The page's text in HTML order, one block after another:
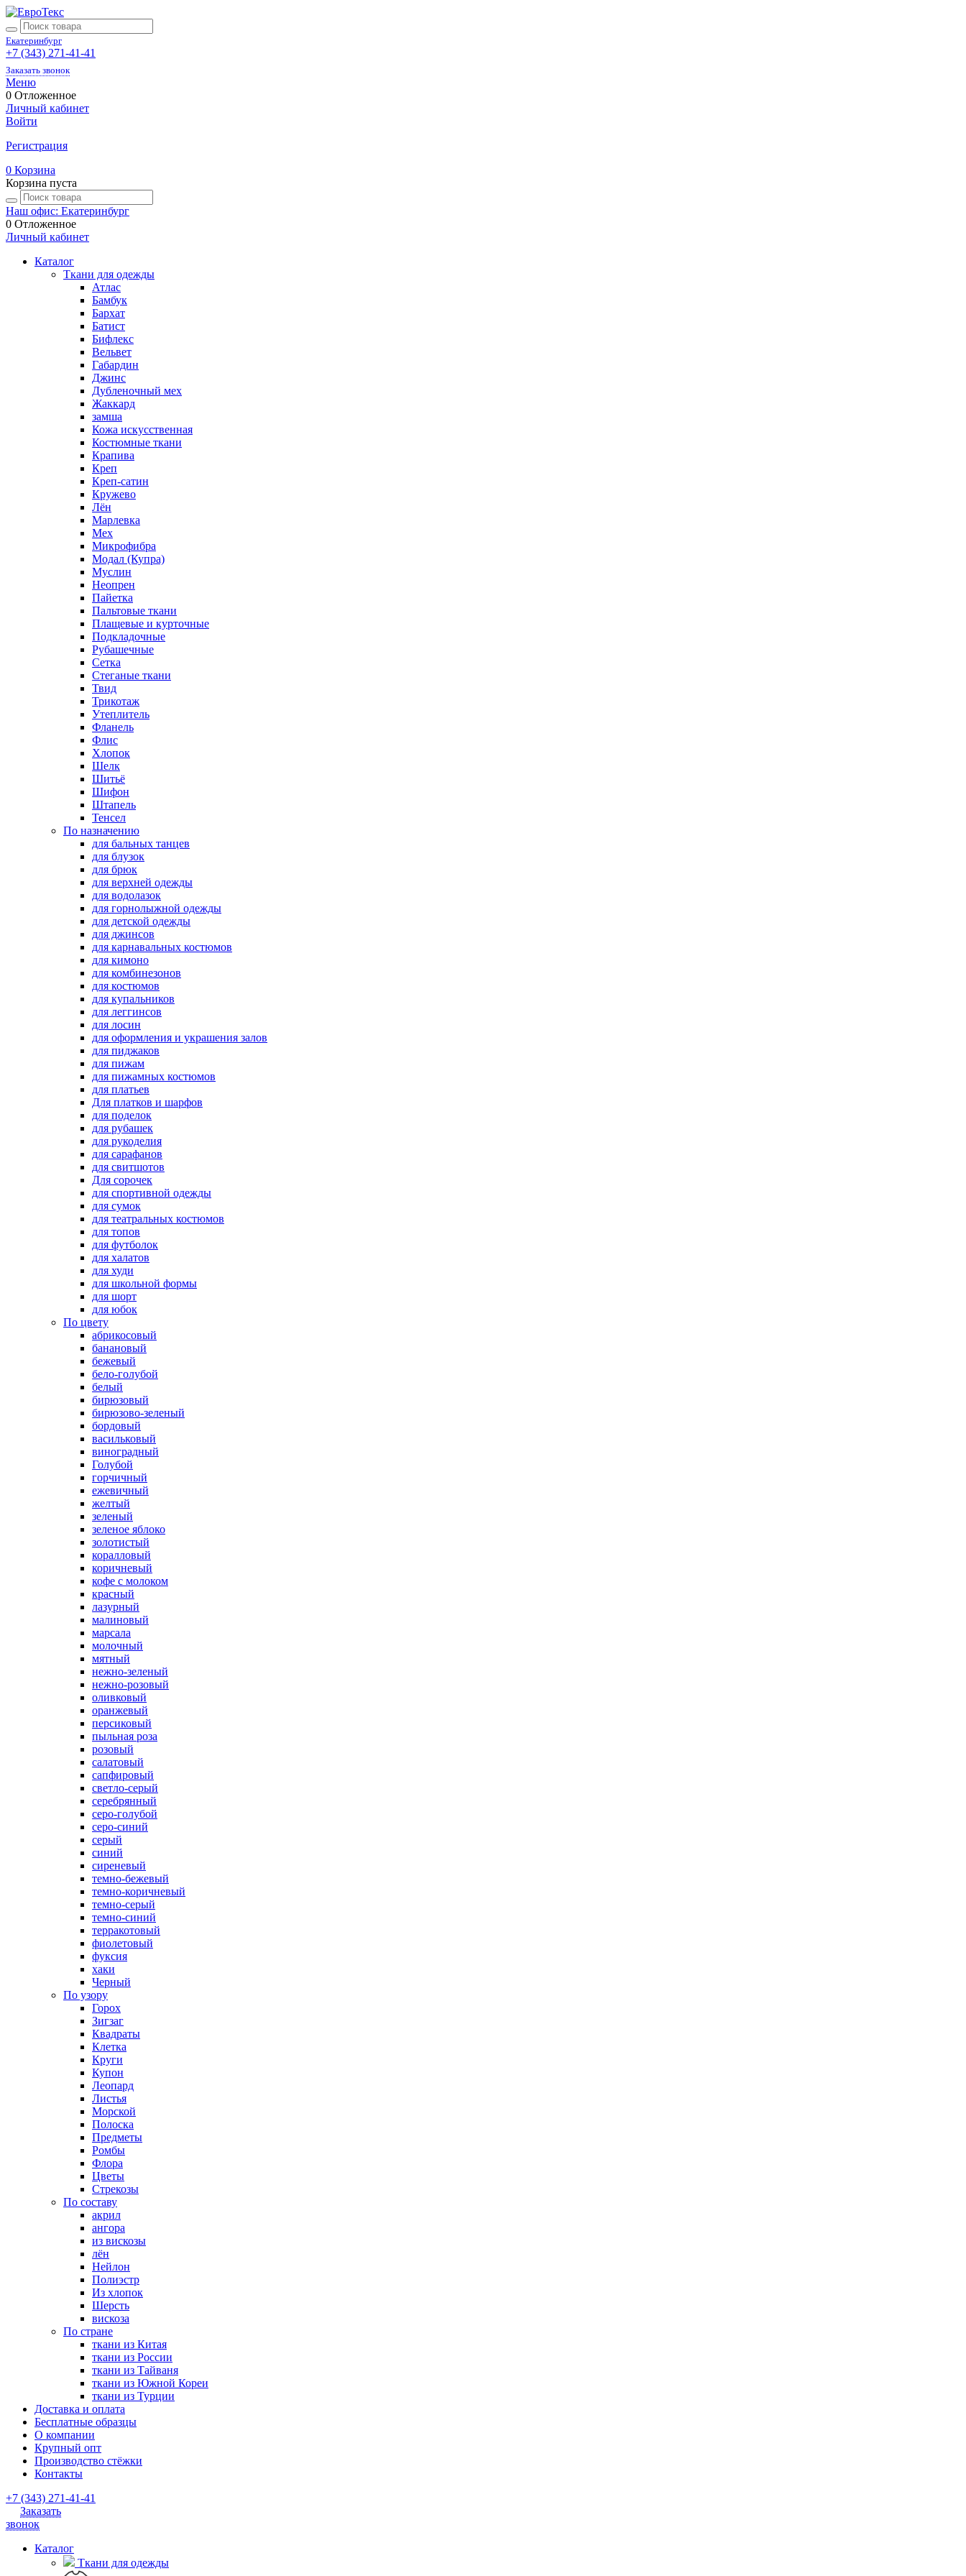
Екатеринбург
+7 (343) 271-41-41
Заказать звонок
Меню
0 Отложенное
Личный кабинет
Войти
Регистрация
0 Корзина
Корзина пуста
Наш офис: Екатеринбург
0 Отложенное
Личный кабинет
Каталог
Ткани для одежды
Атлас
Бамбук
Бархат
Батист
Бифлекс
Вельвет
Габардин
Джинс
Дубленочный мех
Жаккард
замша
Кожа искусственная
Костюмные ткани
Крапива
Креп
Креп-сатин
Кружево
Лён
Марлевка
Мех
Микрофибра
Модал (Купра)
Муслин
Неопрен
Пайетка
Пальтовые ткани
Плащевые и курточные
Подкладочные
Рубашечные
Сетка
Стеганые ткани
Твид
Трикотаж
Утеплитель
Фланель
Флис
Хлопок
Шелк
Шитьё
Шифон
Штапель
Тенсел
По назначению
для бальных танцев
для блузок
для брюк
для верхней одежды
для водолазок
для горнолыжной одежды
для детской одежды
для джинсов
для карнавальных костюмов
для кимоно
для комбинезонов
для костюмов
для купальников
для леггинсов
для лосин
для оформления и украшения залов
для пиджаков
для пижам
для пижамных костюмов
для платьев
Для платков и шарфов
для поделок
для рубашек
для рукоделия
для сарафанов
для свитшотов
Для сорочек
для спортивной одежды
для сумок
для театральных костюмов
для топов
для футболок
для халатов
для худи
для школьной формы
для шорт
для юбок
По цвету
абрикосовый
банановый
бежевый
бело-голубой
белый
бирюзовый
бирюзово-зеленый
бордовый
васильковый
виноградный
Голубой
горчичный
ежевичный
желтый
зеленый
зеленое яблоко
золотистый
коралловый
коричневый
кофе с молоком
красный
лазурный
малиновый
марсала
молочный
мятный
нежно-зеленый
нежно-розовый
оливковый
оранжевый
персиковый
пыльная роза
розовый
салатовый
сапфировый
светло-серый
серебрянный
серо-голубой
серо-синий
серый
синий
сиреневый
темно-бежевый
темно-коричневый
темно-серый
темно-синий
терракотовый
фиолетовый
фуксия
хаки
Черный
По узору
Горох
Зигзаг
Квадраты
Клетка
Круги
Купон
Леопард
Листья
Морской
Полоска
Предметы
Ромбы
Флора
Цветы
Стрекозы
По составу
акрил
ангора
из вискозы
лён
Нейлон
Полиэстр
Из хлопок
Шерсть
вискоза
По стране
ткани из Китая
ткани из России
ткани из Тайваня
ткани из Южной Кореи
ткани из Турции
Доставка и оплата
Бесплатные образцы
О компании
Крупный опт
Производство стёжки
Контакты
+7 (343) 271-41-41
Заказать
звонок
Каталог
Ткани для одежды